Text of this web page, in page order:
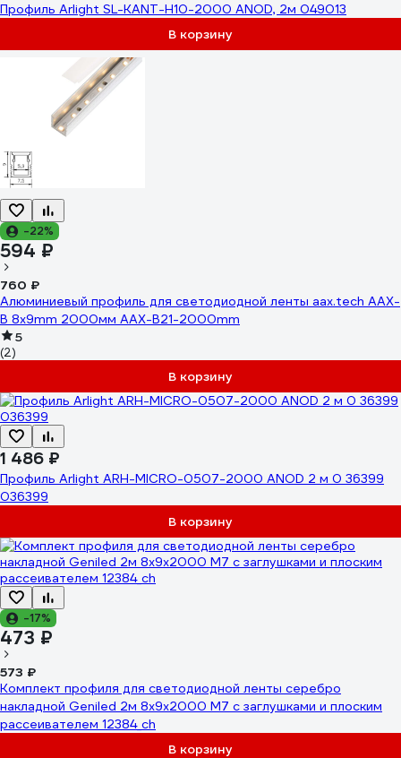
Профиль Arlight SL-KANT-H10-2000 ANOD, 2м 049013
В корзину
-22%
594 ₽
760 ₽
Алюминиевый профиль для светодиодной ленты aax.tech AAX-
B 8x9mm 2000мм AAX-B21-2000mm
5
(2)
В корзину
1 486 ₽
Профиль Arlight ARH-MICRO-0507-2000 ANOD 2 м 0 36399
036399
В корзину
-17%
473 ₽
573 ₽
Комплект профиля для светодиодной ленты серебро
накладной Geniled 2м 8x9х2000 М7 с заглушками и плоским
рассеивателем 12384_ch
В корзину